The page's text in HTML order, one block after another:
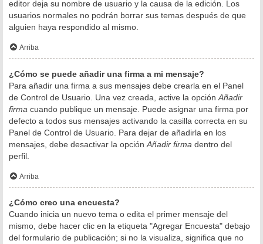
editor deja su nombre de usuario y la causa de la edición. Los
usuarios normales no podrán borrar sus temas después de que
alguien haya respondido al mismo.
Arriba
¿Cómo se puede añadir una firma a mi mensaje?
Para añadir una firma a sus mensajes debe crearla en el Panel
de Control de Usuario. Una vez creada, active la opción Añadir
firma cuando publique un mensaje. Puede asignar una firma por
defecto a todos sus mensajes activando la casilla correcta en su
Panel de Control de Usuario. Para dejar de añadirla en los
mensajes, debe desactivar la opción Añadir firma dentro del
perfil.
Arriba
¿Cómo creo una encuesta?
Cuando inicia un nuevo tema o edita el primer mensaje del
mismo, debe hacer clic en la etiqueta "Agregar Encuesta" debajo
del formulario de publicación; si no la visualiza, significa que no